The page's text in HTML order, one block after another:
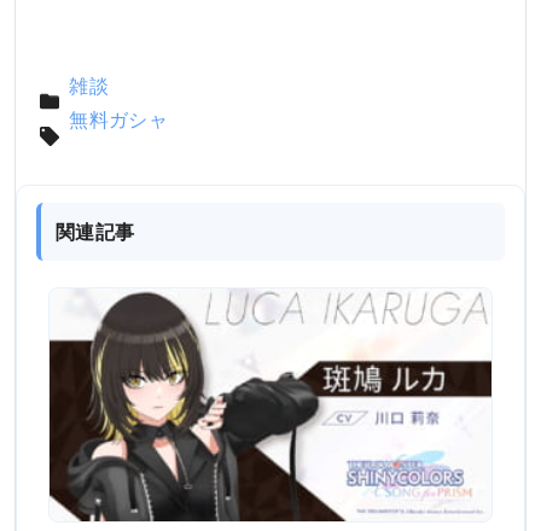
雑談
無料ガシャ
関連記事